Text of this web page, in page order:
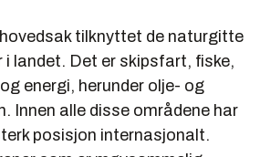
tilknyttet de naturgitte
i landet. Det er skipsfart, fiske,
energi, herunder olje- og
Innen alle disse områdene har
posisjon internasjonalt.